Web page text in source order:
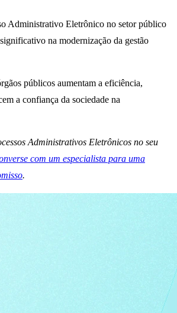
Administrativo Eletrônico no setor público
na modernização da gestão
públicos aumentam a eficiência,
a confiança da sociedade na
Administrativos Eletrônicos no seu
com um especialista para uma
.